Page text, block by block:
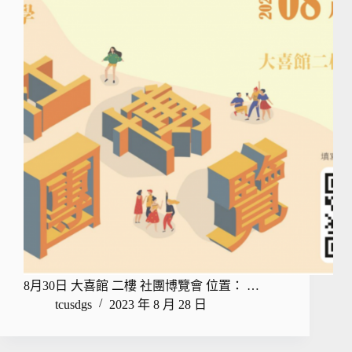
8月30日 大喜館 二樓 社團博覽會 位置： …
tcusdgs
2023 年 8 月 28 日